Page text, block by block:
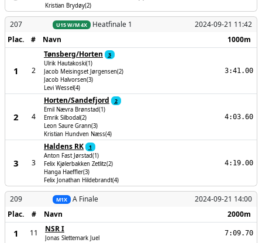
Kristian Brydøy(2)
207 U15 W/M 4X Heatfinale 1
2024-09-21 11:42
Plac.
# Navn 1000m
1 2
Tønsberg/Horten
3
Ulrik Hautakoski(1)
Jacob Meisingset Jørgensen(2)
Jacob Halvorsen(3)
Levi Wessel(4)
3:41.00
2 4
Horten/Sandefjord
2
Emil Nævra Brønstad(1)
Emrik Silbodal(2)
Leon Saure Grann(3)
Kristian Hundven Næss(4)
4:03.60
3 3
Haldens RK
1
Anton Fast Jørstad(1)
Felix Kjølerbakken Zetlitz(2)
Hanga Haeffler(3)
Felix Jonathan Hildebrandt(4)
4:19.00
209 M1X A Finale
2024-09-21 14:00
Plac.
# Navn 2000m
1 11 NSR I
Jonas Slettemark Juel
7:09.70